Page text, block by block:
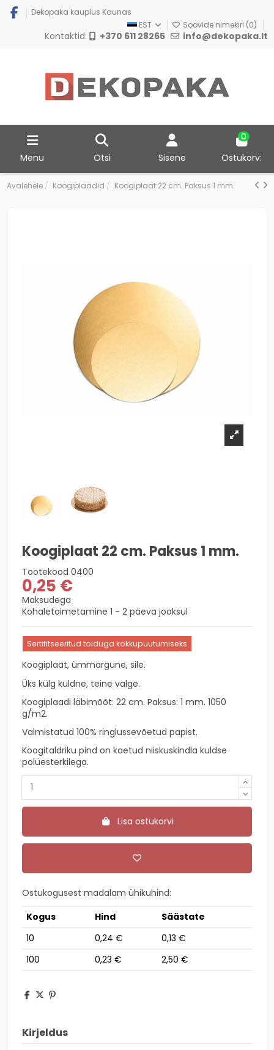
Dekopaka kauplus Kaunas
EST
Soovide nimekiri (0)
Kontaktid: +370 611 28265 info@dekopaka.lt
Menu Otsi Sisene
0
Ostukorv:
Avalehele Koogiplaadid Koogiplaat 22 cm. Paksus 1 mm.
Koogiplaat 22 cm. Paksus 1 mm.
Tootekood 0400
0,25 €
Maksudega
Kohaletoimetamine 1 - 2 päeva jooksul
Sertifitseeritud toiduga kokkupuutumiseks
Koogiplaat, ümmargune, sile.
Üks külg kuldne, teine valge.
Koogiplaadi läbimõõt: 22 cm. Paksus: 1 mm. 1050
g/m2.
Valmistatud 100% ringlussevõetud papist.
Koogitaldriku pind on kaetud niiskuskindla kuldse
polüesterkilega.
Lisa ostukorvi
Ostukogusest madalam ühikuhind:
Kogus
Hind
Säästate
10
0,24 €
0,13 €
100
0,23 € 2,50 €
Kirjeldus